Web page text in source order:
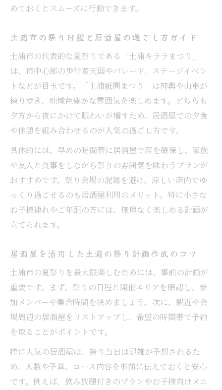
めておくとスムーズに行動できます。
土浦市の祭り日程と居酒屋の過ごし方ガイド
土浦市の代表的な夏祭りである「土浦キララまつり」
は、市中心部の歩行者天国やパレード、ステージイベン
トなどが目玉です。「土浦祇園まつり」は神輿や山車が
練り歩き、地域色豊かな雰囲気を楽しめます。どちらも
夕方から夜にかけて賑わいが増すため、居酒屋での夕食
や休憩を組み合わせるのが人気の過ごし方です。
具体的には、早めの時間帯に居酒屋で席を確保し、家族
や友人と食事をしながら祭りの雰囲気を味わうプランが
おすすめです。祭り会場の混雑を避け、涼しい店内でゆ
っくり過ごせるのも居酒屋利用のメリット。特に小さな
お子様連れやご年配の方には、無理なく楽しめる計画が
立てられます。
居酒屋を活用した土浦の祭り計画作成のコツ
土浦市の夏祭りを最大限楽しむためには、事前の計画が
重要です。まず、祭りの日程と開催エリアを確認し、参
加メンバーや集合時間を決めましょう。次に、駅近や会
場周辺の居酒屋をリストアップし、希望の時間帯で予約
を取ることがポイントです。
特に人気の居酒屋は、祭り当日は混雑が予想されるた
め、人数や予算、コース内容を事前に伝えておくと安心
です。例えば、飲み放題付きのプランやお子様向けメニ